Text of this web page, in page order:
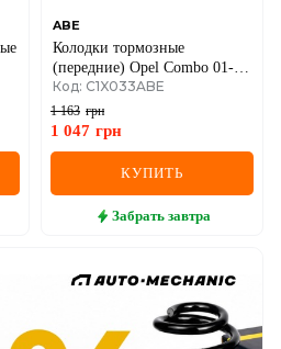
ABE
Колодки тормозные
(передние) Opel Combo 01-
(Ate)
Код: C1X033ABE
1 163 грн
1 047 грн
КУПИТЬ
Забрать завтра